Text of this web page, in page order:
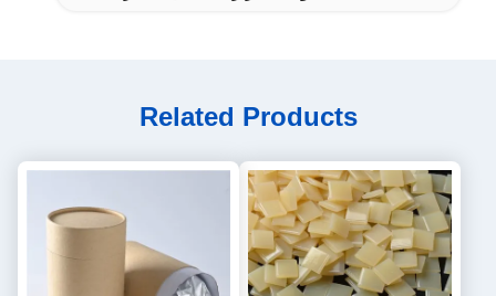
Related Products